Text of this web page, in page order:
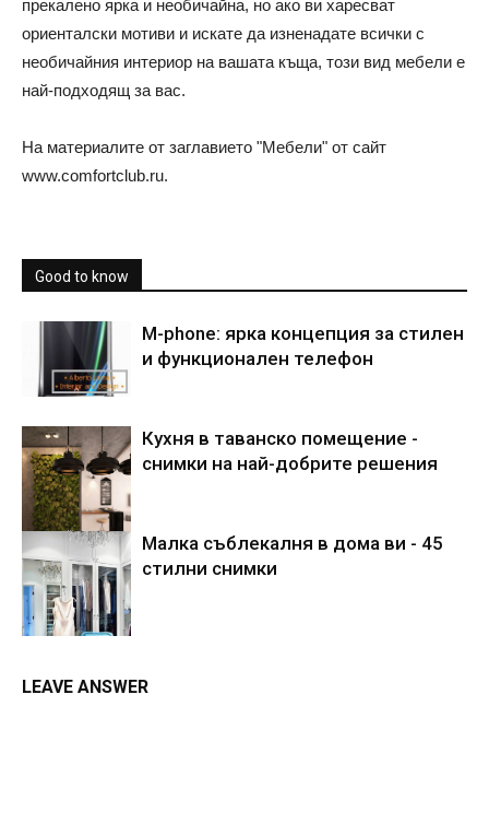
прекалено ярка и необичайна, но ако ви харесват
ориенталски мотиви и искате да изненадате всички с
необичайния интериор на вашата къща, този вид мебели е
най-подходящ за вас.
На материалите от заглавието "Мебели" от сайт
www.comfortclub.ru.
Good to know
M-phone: ярка концепция за стилен
и функционален телефон
Кухня в таванско помещение -
снимки на най-добрите решения
Малка съблекалня в дома ви - 45
стилни снимки
LEAVE ANSWER